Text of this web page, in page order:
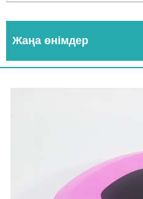
Жаңа өнімдер